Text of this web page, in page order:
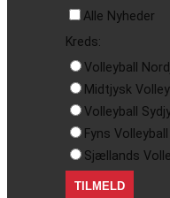
Alle Nyheder
Kreds:
Volleyball
Midtjysk
Volleyball
Fyns
Sjællands